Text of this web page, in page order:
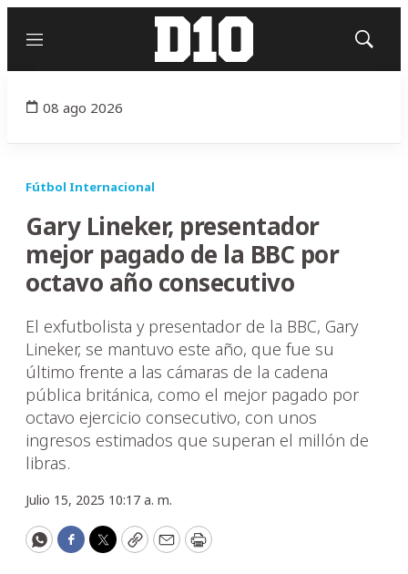
Menú
Mostrar
08 ago 2026
Fútbol Internacional
Gary Lineker, presentador
mejor pagado de la BBC por
octavo año consecutivo
El exfutbolista y presentador de la BBC, Gary
Lineker, se mantuvo este año, que fue su
último frente a las cámaras de la cadena
pública británica, como el mejor pagado por
octavo ejercicio consecutivo, con unos
ingresos estimados que superan el millón de
libras.
Julio 15, 2025 10:17 a. m.
WhatsApp
Facebook
Twitter
CopyEmailPrint